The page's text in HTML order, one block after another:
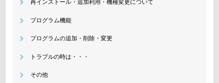
再インストール・追加利用・機種変更について
プログラム機能
プログラムの追加・削除・変更
トラブルの時は・・・
その他